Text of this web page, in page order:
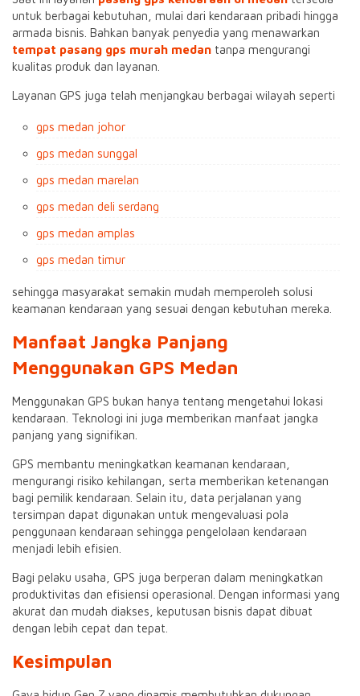
untuk berbagai kebutuhan, mulai dari kendaraan pribadi hingga
armada bisnis. Bahkan banyak penyedia yang menawarkan
tempat pasang gps murah medan tanpa mengurangi
kualitas produk dan layanan.
Layanan GPS juga telah menjangkau berbagai wilayah seperti
gps medan johor
gps medan sunggal
gps medan marelan
gps medan deli serdang
gps medan amplas
gps medan timur
sehingga masyarakat semakin mudah memperoleh solusi
keamanan kendaraan yang sesuai dengan kebutuhan mereka.
Manfaat Jangka Panjang
Menggunakan GPS Medan
Menggunakan GPS bukan hanya tentang mengetahui lokasi
kendaraan. Teknologi ini juga memberikan manfaat jangka
panjang yang signifikan.
GPS membantu meningkatkan keamanan kendaraan,
mengurangi risiko kehilangan, serta memberikan ketenangan
bagi pemilik kendaraan. Selain itu, data perjalanan yang
tersimpan dapat digunakan untuk mengevaluasi pola
penggunaan kendaraan sehingga pengelolaan kendaraan
menjadi lebih efisien.
Bagi pelaku usaha, GPS juga berperan dalam meningkatkan
produktivitas dan efisiensi operasional. Dengan informasi yang
akurat dan mudah diakses, keputusan bisnis dapat dibuat
dengan lebih cepat dan tepat.
Kesimpulan